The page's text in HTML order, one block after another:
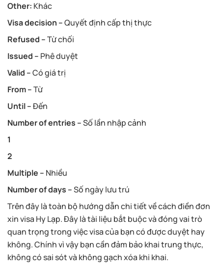
Other: Khác
Visa decision –Quyết định cấp thị thực
Refused –Từ chối
Issued – Phê duyệt
Valid –Có giá trị
From –Từ
Until –Đến
Number of entries –Số lần nhập cảnh
1
2
Multiple – Nhiều
Number of days –Số ngày lưu trú
Trên đây là toàn bộ hướng dẫn chi tiết về cách điền đơn
xin visa Hy Lạp. Đây là tài liệu bắt buộc và đóng vai trò
quan trọng trong việc visa của bạn có được duyệt hay
không. Chính vì vậy bạn cần đảm bảo khai trung thực,
không có sai sót và không gạch xóa khi khai.